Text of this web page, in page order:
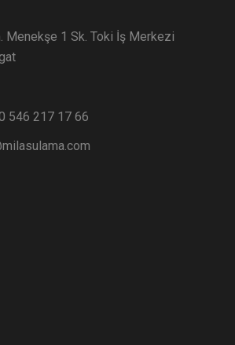
Menekşe 1 Sk. Toki İş Merkezi
546 217 17 66